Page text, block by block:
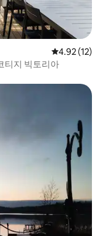
평점 4.92점
4.92 (12)
티지 빅토리아